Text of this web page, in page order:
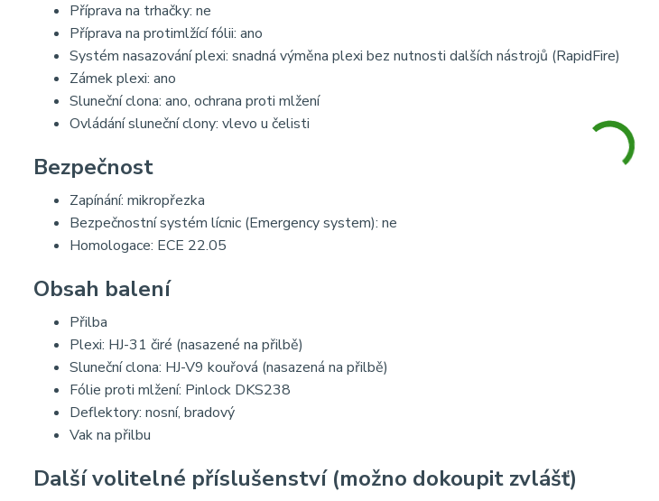
Příprava na trhačky: ne
Příprava na protimlžící fólii: ano
Systém nasazování plexi: snadná výměna plexi bez nutnosti dalších nástrojů (RapidFire)
Zámek plexi: ano
Sluneční clona: ano, ochrana proti mlžení
Ovládání sluneční clony: vlevo u čelisti
Bezpečnost
Zapínání: mikropřezka
Bezpečnostní systém lícnic (Emergency system): ne
Homologace: ECE 22.05
Obsah balení
Přilba
Plexi: HJ-31 čiré (nasazené na přilbě)
Sluneční clona: HJ-V9 kouřová (nasazená na přilbě)
Fólie proti mlžení: Pinlock DKS238
Deflektory: nosní, bradový
Vak na přilbu
Další volitelné příslušenství (možno dokoupit zvlášť)